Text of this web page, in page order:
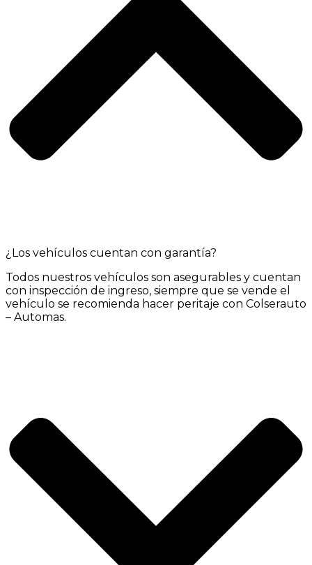
¿Los vehículos cuentan con garantía?
Todos nuestros vehículos son asegurables y cuentan
con inspección de ingreso, siempre que se vende el
vehículo se recomienda hacer peritaje con Colserauto
– Automas.